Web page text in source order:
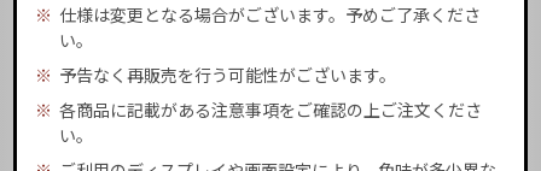
※ 仕様は変更となる場合がございます。予めご了承くださ
い。
※ 予告なく再販売を行う可能性がございます。
※ 各商品に記載がある注意事項をご確認の上ご注文くださ
い。